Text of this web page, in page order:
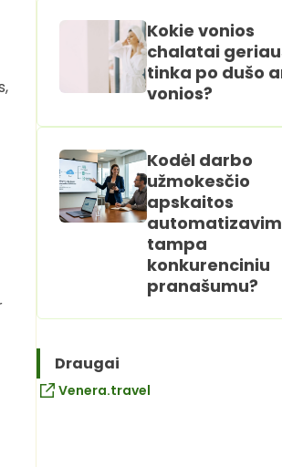
Kokie vonios
chalatai
tinka po dušo
vonios?
Kodėl darbo
užmokesčio
apskaitos
tampa
konkurenciniu
pranašumu?
Draugai
Venera.travel